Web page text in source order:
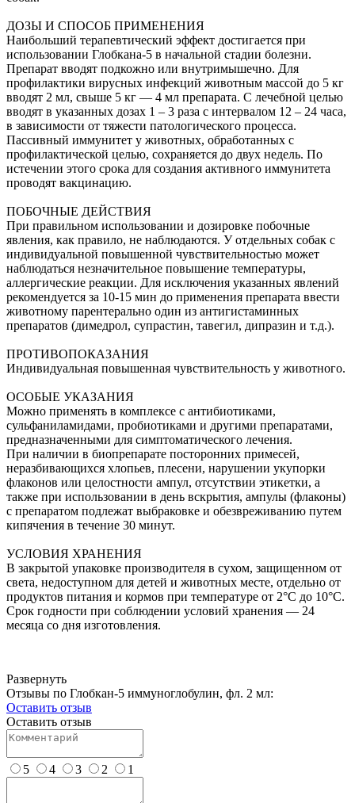
ДОЗЫ И СПОСОБ ПРИМЕНЕНИЯ
Наибольший терапевтический эффект достигается при
использовании Глобкана-5 в начальной стадии болезни.
Препарат вводят подкожно или внутримышечно. Для
профилактики вирусных инфекций животным массой до 5 кг
вводят 2 мл, свыше 5 кг — 4 мл препарата. С лечебной целью
вводят в указанных дозах 1 – 3 раза с интервалом 12 – 24 часа,
в зависимости от тяжести патологического процесса.
Пассивный иммунитет у животных, обработанных с
профилактической целью, сохраняется до двух недель. По
истечении этого срока для создания активного иммунитета
проводят вакцинацию.
ПОБОЧНЫЕ ДЕЙСТВИЯ
При правильном использовании и дозировке побочные
явления, как правило, не наблюдаются. У отдельных собак с
индивидуальной повышенной чувствительностью может
наблюдаться незначительное повышение температуры,
аллергические реакции. Для исключения указанных явлений
рекомендуется за 10-15 мин до применения препарата ввести
животному парентерально один из антигистаминных
препаратов (димедрол, супрастин, тавегил, дипразин и т.д.).
ПРОТИВОПОКАЗАНИЯ
Индивидуальная повышенная чувствительность у животного.
ОСОБЫЕ УКАЗАНИЯ
Можно применять в комплексе с антибиотиками,
сульфаниламидами, пробиотиками и другими препаратами,
предназначенными для симптоматического лечения.
При наличии в биопрепарате посторонних примесей,
неразбивающихся хлопьев, плесени, нарушении укупорки
флаконов или целостности ампул, отсутствии этикетки, а
также при использовании в день вскрытия, ампулы (флаконы)
с препаратом подлежат выбраковке и обезвреживанию путем
кипячения в течение 30 минут.
УСЛОВИЯ ХРАНЕНИЯ
В закрытой упаковке производителя в сухом, защищенном от
света, недоступном для детей и животных месте, отдельно от
продуктов питания и кормов при температуре от 2°С до 10°С.
Срок годности при соблюдении условий хранения — 24
месяца со дня изготовления.
Развернуть
Отзывы по Глобкан-5 иммуноглобулин, фл. 2 мл:
Оставить отзыв
Оставить отзыв
5 4 3 2 1